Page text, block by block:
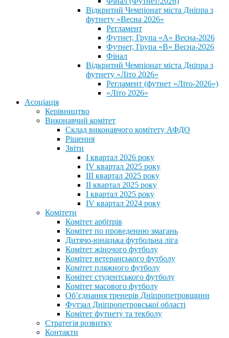
Відкритий Чемпіонат міста Дніпра з
футнету «Весна 2026»
Регламент
Футнет, Група «А» Весна-2026
Футнет, Група «В» Весна-2026
Фінал
Відкритий Чемпіонат міста Дніпра з
футнету «Літо 2026»
Регламент (футнет «Літо-2026»)
«Літо 2026»
Асоціація
Керівництво
Виконавчий комітет
Склад виконавчого комітету АФДО
Рішення
Звіти
I квартал 2026 року
IV квартал 2025 року
III квартал 2025 року
II квартал 2025 року
I квартал 2025 року
IV квартал 2024 року
Комітети
Комітет арбітрів
Комітет по проведенню змагань
Дитячо-юнацька футбольна ліга
Комітет жіночого футболу
Комітет ветеранського футболу
Комітет пляжного футболу
Комітет студентського футболу
Комітет масового футболу
Обʼєднання тренерів Дніпропетровщини
Футзал Дніпропетровської області
Комітет футнету та текболу
Стратегія розвитку
Контакти